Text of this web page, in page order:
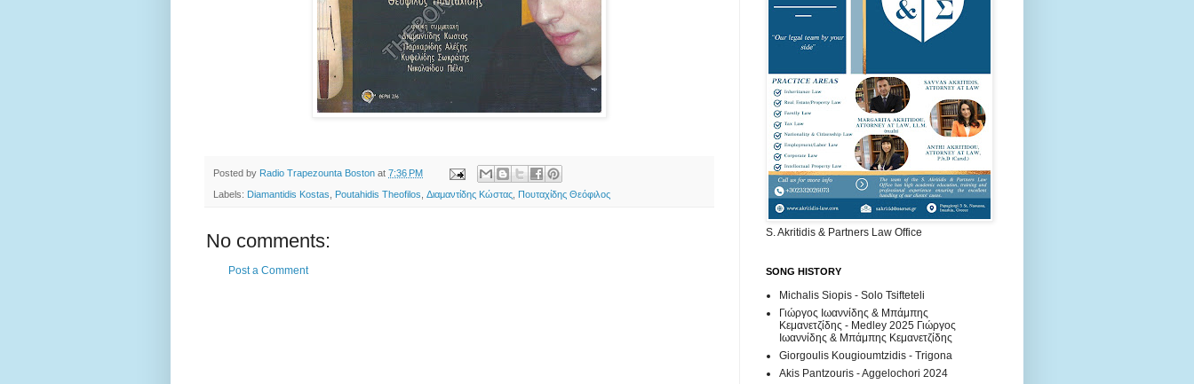
Posted by Radio Trapezounta Boston at 7:36 PM
Labels: Diamantidis Kostas Poutahidis Theofilos Διαμαντίδης Κώστας Πουταχίδης Θεόφιλος
No comments:
Post a Comment
S. Akritidis & Partners Law Office
SONG HISTORY
Michalis Siopis - Solo Tsifteteli
Γιώργος Ιωαννίδης & Μπάμπης
Κεμανετζίδης - Medley 2025 Γιώργος
Ιωαννίδης & Μπάμπης Κεμανετζίδης
Giorgoulis Kougioumtzidis - Trigona
Akis Pantzouris - Aggelochori 2024